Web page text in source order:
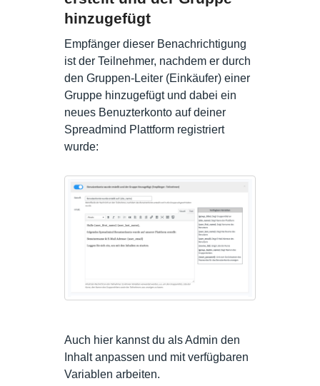
hinzugefügt
Empfänger dieser Benachrichtigung
ist der Teilnehmer, nachdem er durch
den Gruppen-Leiter (Einkäufer) einer
Gruppe hinzugefügt und dabei ein
neues Benuzterkonto auf deiner
Spreadmind Plattform registriert
wurde:
Auch hier kannst du als Admin den
Inhalt anpassen und mit verfügbaren
Variablen arbeiten.